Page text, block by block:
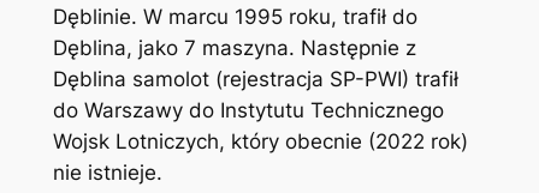
Dęblinie. W marcu 1995 roku, trafił do
Dęblina, jako 7 maszyna. Następnie z
Dęblina samolot (rejestracja SP-PWI) trafił
do Warszawy do Instytutu Technicznego
Wojsk Lotniczych, który obecnie (2022 rok)
nie istnieje.